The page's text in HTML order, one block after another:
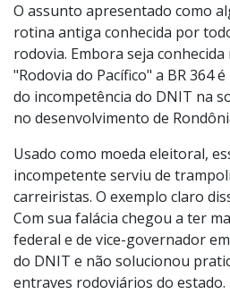
O assunto apresentado como
rotina antiga conhecida por
rodovia. Embora seja
"Rodovia do Pacífico" a BR 364
do incompetência do DNIT na
no desenvolvimento de
Usado como moeda eleitoral,
incompetente serviu de
carreiristas. O exemplo claro
Com sua falácia chegou a ter
federal e de vice-governador
do DNIT e não solucionou
entraves rodoviários do estado.